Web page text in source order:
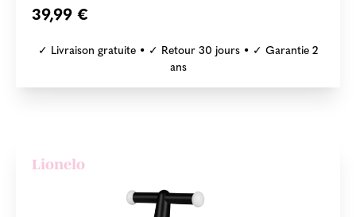
39,99 €
✓ Livraison gratuite • ✓ Retour 30 jours • ✓ Garantie 2
ans
Lionelo